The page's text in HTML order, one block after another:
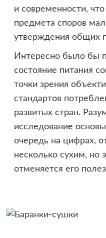
и современности,
предмета споров
утверждения общих
Интересно было бы
состояние питания
точки зрения
стандартов
развитых стран.
исследование
очередь на цифрах,
несколько сухим, но
отменяется его